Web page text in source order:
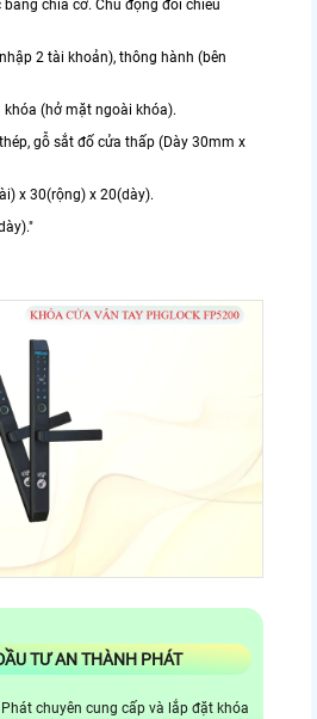
chìa cơ. Chủ động đổi chiều
2 tài khoản), thông hành (bên
khóa (hở mặt ngoài khóa).
gỗ sắt đố cửa thấp (Dày 30mm x
x 30(rộng) x 20(dày).
TƯ AN THÀNH PHÁT
chuyên cung cấp và lắp đặt khóa